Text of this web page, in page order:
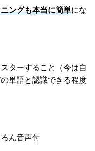
ングも本当に簡単にな
ターすること（今は自
単語と認識できる程度
ん音声付